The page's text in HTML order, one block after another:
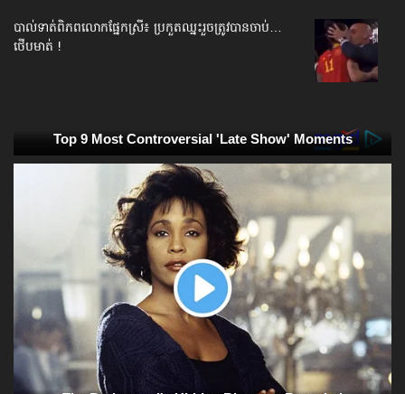
បាល់ទាត់​ពិភពលោក​ផ្នែកស្រី៖ ប្រកួតឈ្នះរួច​ត្រូវបានចាប់…
ថើបមាត់ !